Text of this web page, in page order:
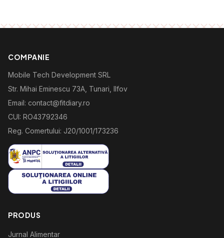
COMPANIE
Mobile Tech Development SRL
Str. Mihai Eminescu 73A, Tunari, Ilfov
Email: contact@fitdiary.ro
CUI: RO43792346
Reg. Comertului: J20/1001/173236
PRODUS
Jurnal Alimentar